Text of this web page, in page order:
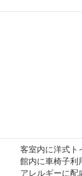
客室内に洋式ト
館内に車椅子利
アレルギーに配